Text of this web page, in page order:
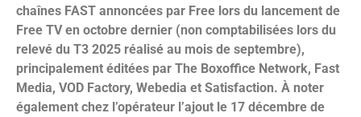
chaînes FAST annoncées par Free lors du lancement de
Free TV en octobre dernier (non comptabilisées lors du
relevé du T3 2025 réalisé au mois de septembre),
principalement éditées par The Boxoffice Network, Fast
Media, VOD Factory, Webedia et Satisfaction. À noter
également chez l’opérateur l’ajout le 17 décembre de